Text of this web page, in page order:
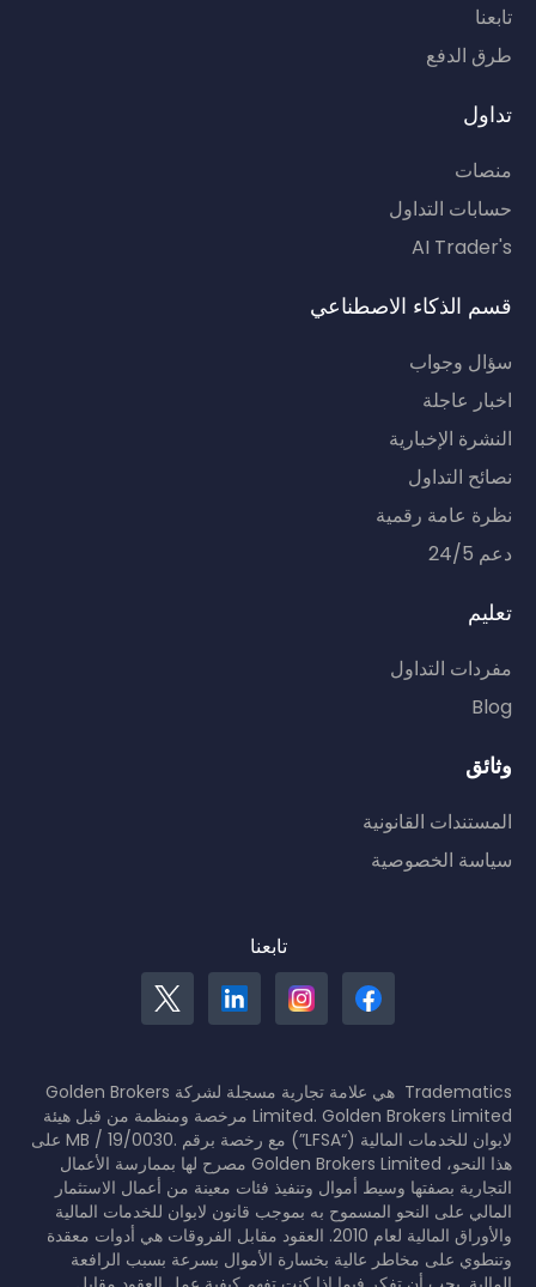
تابعنا
طرق الدفع
تداول
منصات
حسابات التداول
AI Trader's
قسم الذكاء الاصطناعي
سؤال وجواب
اخبار عاجلة
النشرة الإخبارية
نصائح التداول
نظرة عامة رقمية
دعم 24/5
تعليم
مفردات التداول
Blog
وثائق
المستندات القانونية
سياسة الخصوصية
تابعنا
Tradematics هي علامة تجارية مسجلة لشركة Golden Brokers
Limited. Golden Brokers Limited مرخصة ومنظمة من قبل هيئة
لابوان للخدمات المالية (“LFSA”) مع رخصة برقم .MB / 19/0030 على
هذا النحو، Golden Brokers Limited مصرح لها بممارسة الأعمال
التجارية بصفتها وسيط أموال وتنفيذ فئات معينة من أعمال الاستثمار
المالي على النحو المسموح به بموجب قانون لابوان للخدمات المالية
والأوراق المالية لعام 2010. العقود مقابل الفروقات هي أدوات معقدة
وتنطوي على مخاطر عالية بخسارة الأموال بسرعة بسبب الرافعة